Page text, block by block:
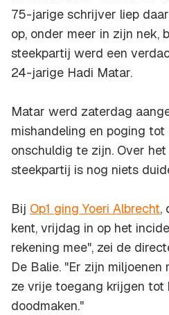
75-jarige schrijver liep
op, onder meer in zijn nek,
steekpartij werd een
24-jarige Hadi Matar.
Matar werd zaterdag
mishandeling en poging
onschuldig te zijn. Over
steekpartij is nog niets
Bij Op1 ging Yoeri Albrecht,
kent, vrijdag in op het
rekening mee", zei de
De Balie. "Er zijn
ze vrije toegang krijgen tot
doodmaken."